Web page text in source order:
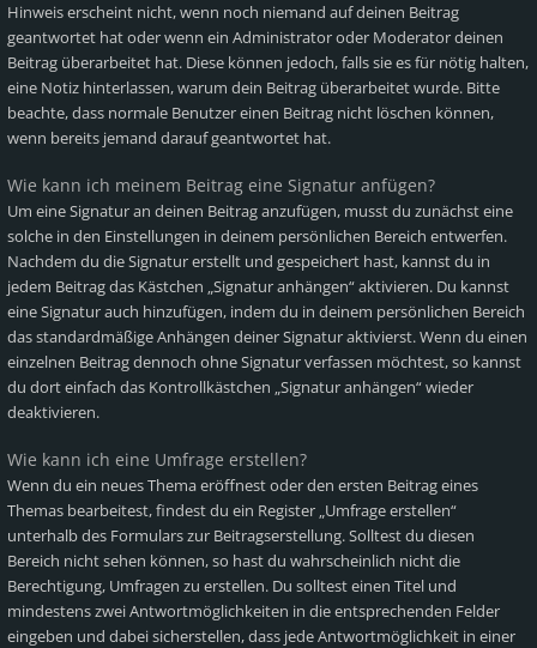
Hinweis erscheint nicht, wenn noch niemand auf deinen Beitrag
geantwortet hat oder wenn ein Administrator oder Moderator deinen
Beitrag überarbeitet hat. Diese können jedoch, falls sie es für nötig halten,
eine Notiz hinterlassen, warum dein Beitrag überarbeitet wurde. Bitte
beachte, dass normale Benutzer einen Beitrag nicht löschen können,
wenn bereits jemand darauf geantwortet hat.
Wie kann ich meinem Beitrag eine Signatur anfügen?
Um eine Signatur an deinen Beitrag anzufügen, musst du zunächst eine
solche in den Einstellungen in deinem persönlichen Bereich entwerfen.
Nachdem du die Signatur erstellt und gespeichert hast, kannst du in
jedem Beitrag das Kästchen „Signatur anhängen“ aktivieren. Du kannst
eine Signatur auch hinzufügen, indem du in deinem persönlichen Bereich
das standardmäßige Anhängen deiner Signatur aktivierst. Wenn du einen
einzelnen Beitrag dennoch ohne Signatur verfassen möchtest, so kannst
du dort einfach das Kontrollkästchen „Signatur anhängen“ wieder
deaktivieren.
Wie kann ich eine Umfrage erstellen?
Wenn du ein neues Thema eröffnest oder den ersten Beitrag eines
Themas bearbeitest, findest du ein Register „Umfrage erstellen“
unterhalb des Formulars zur Beitragserstellung. Solltest du diesen
Bereich nicht sehen können, so hast du wahrscheinlich nicht die
Berechtigung, Umfragen zu erstellen. Du solltest einen Titel und
mindestens zwei Antwortmöglichkeiten in die entsprechenden Felder
eingeben und dabei sicherstellen, dass jede Antwortmöglichkeit in einer